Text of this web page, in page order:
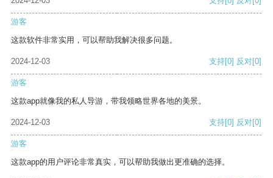
游客
这款软件非常实用，可以帮助我解决很多问题。
2024-12-03 支持[0] 反对[0]
游客
这款app就像我的私人导游，带我领略世界各地的美景。
2024-12-03 支持[0] 反对[0]
游客
这款app的用户评论非常真实，可以帮助我做出更准确的选择。